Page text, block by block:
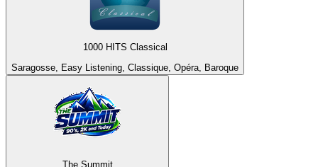
1000 HITS Classical
Saragosse, Easy Listening, Classique, Opéra, Baroque
The Summit